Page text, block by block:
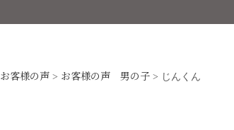
お客様の声 > お客様の声 男の子 > じんくん